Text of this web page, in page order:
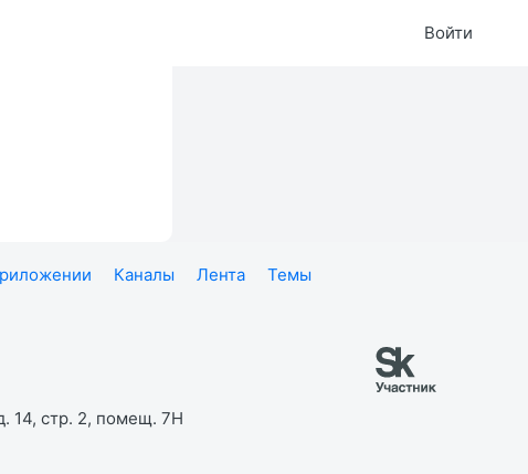
Войти
Каналы Лента
Темы
14, стр. 2, помещ. 7Н